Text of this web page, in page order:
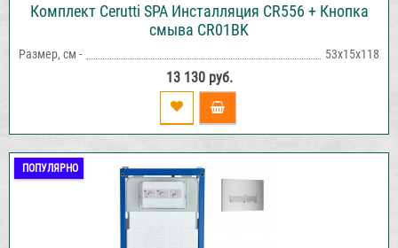
Комплект Cerutti SPA Инсталляция CR556 + Кнопка
смыва CR01BK
Размер, см - 53х15х118
13 130 руб.
ПОПУЛЯРНО